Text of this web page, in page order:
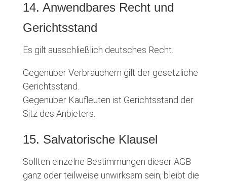
14. Anwendbares Recht und
Gerichtsstand
Es gilt ausschließlich deutsches Recht.
Gegenüber Verbrauchern gilt der gesetzliche
Gerichtsstand.
Gegenüber Kaufleuten ist Gerichtsstand der
Sitz des Anbieters.
15. Salvatorische Klausel
Sollten einzelne Bestimmungen dieser AGB
ganz oder teilweise unwirksam sein, bleibt die